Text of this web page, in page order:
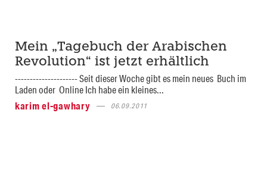
Mein „Tagebuch der Arabischen
Revolution“ ist jetzt erhältlich
--------------------- Seit dieser Woche gibt es mein neues Buch im
Laden oder Online Ich habe ein kleines...
karim el-gawhary
06.09.2011